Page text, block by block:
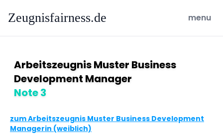
Zeugnisfairness.de open
menu
Arbeitszeugnis Muster Business
Development Manager
Note 3
zum Arbeitszeugnis Muster Business Development
Managerin (weiblich)